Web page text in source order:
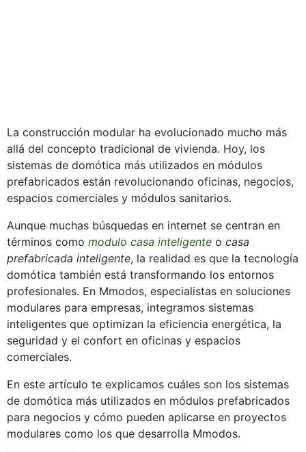
La construcción modular ha evolucionado mucho más
allá del concepto tradicional de vivienda. Hoy, los
sistemas de domótica más utilizados en módulos
prefabricados están revolucionando oficinas, negocios,
espacios comerciales y módulos sanitarios.
Aunque muchas búsquedas en internet se centran en
términos como modulo casa inteligente o casa
prefabricada inteligente, la realidad es que la tecnología
domótica también está transformando los entornos
profesionales. En Mmodos, especialistas en soluciones
modulares para empresas, integramos sistemas
inteligentes que optimizan la eficiencia energética, la
seguridad y el confort en oficinas y espacios
comerciales.
En este artículo te explicamos cuáles son los sistemas
de domótica más utilizados en módulos prefabricados
para negocios y cómo pueden aplicarse en proyectos
modulares como los que desarrolla Mmodos.